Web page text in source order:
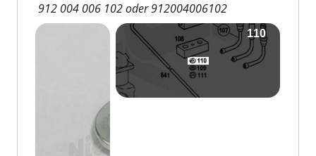
912 004 006 102 oder 912004006102